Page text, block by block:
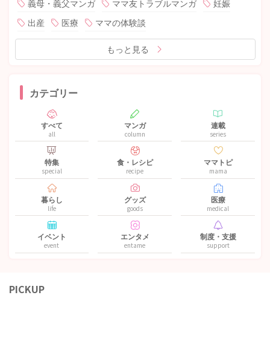
義母・義父マンガ ママ友トラブルマンガ
妊娠
出産
医療 ママの体験談
もっと見る
カテゴリー
すべて
all
マンガ
column
連載
series
特集
special
食・レシピ
recipe
ママトピ
mama
暮らし
life
グッズ
goods
医療
medical
イベント
event
エンタメ
entame
制度・支援
support
PICKUP